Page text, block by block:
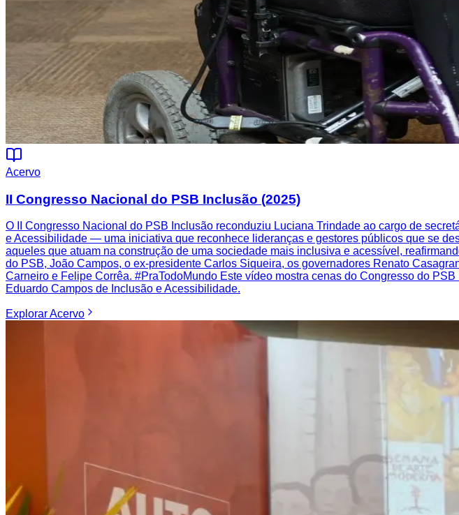
Acervo
II Congresso Nacional do PSB Inclusão (2025)
O II Congresso Nacional do PSB Inclusão reconduziu Luciana Trindade ao cargo de
e Acessibilidade — uma iniciativa que reconhece lideranças e gestores públicos que se
aqueles que atuam na construção de uma sociedade mais inclusiva e acessível,
do PSB, João Campos, o ex-presidente Carlos Siqueira, os governadores Renato
Carneiro e Felipe Corrêa. #PraTodoMundo Este vídeo mostra cenas do Congresso do
Eduardo Campos de Inclusão e Acessibilidade.
ExplorarAcervo